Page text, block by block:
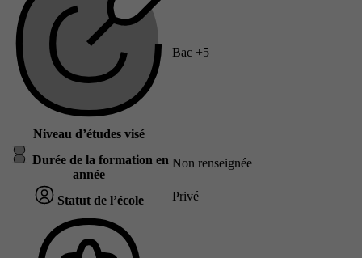
Niveau d’études visé
Bac +5
Durée de la formation en
année
Non renseignée
Statut de l’école Privé